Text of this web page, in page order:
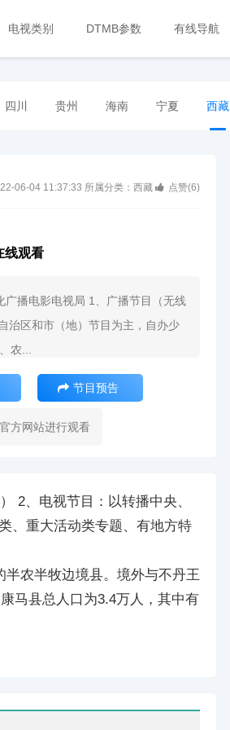
电视类别 DTMB参数 有线导航
四川 贵州 海南 宁夏 西藏
06-04 11:37:33 所属分类：西藏 点赞(6)
线观看
播电影电视局 1、广播节目（无线
治区和市（地）节目为主，自办少
农...
节目预告
方网站进行观看
2、电视节目：以转播中央、
、重大活动类专题、有地方特
农半牧边境县。境外与不丹王
马县总人口为3.4万人，其中有